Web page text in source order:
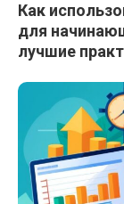
Как
для
лучшие